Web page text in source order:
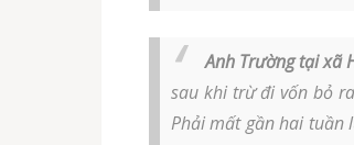
Anh Trường tại xã
sau khi trừ đi vốn bỏ
Phải mất gần hai tuần